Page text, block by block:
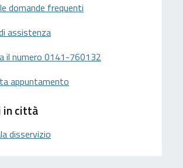
domande frequenti
assistenza
il numero 0141-760132
appuntamento
in città
disservizio